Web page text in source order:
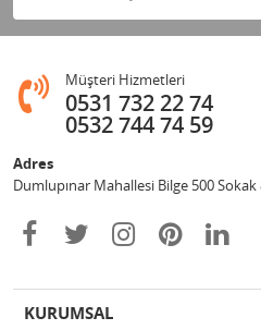
Müşteri Hizmetleri
0531 732 22 74
0532 744 74 59
Adres
Dumlupınar Mahallesi Bilge 500
KURUMSAL